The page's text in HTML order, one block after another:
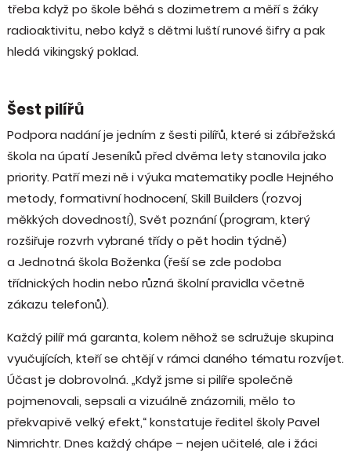
třeba když po škole běhá s dozimetrem a měří s žáky
radioaktivitu, nebo když s dětmi luští runové šifry a pak
hledá vikingský poklad.
Šest pilířů
Podpora nadání je jedním z šesti pilířů, které si zábřežská
škola na úpatí Jeseníků před dvěma lety stanovila jako
priority. Patří mezi ně i výuka matematiky podle Hejného
metody, formativní hodnocení, Skill Builders (rozvoj
měkkých dovedností), Svět poznání (program, který
rozšiřuje rozvrh vybrané třídy o pět hodin týdně)
a Jednotná škola Boženka (řeší se zde podoba
třídnických hodin nebo různá školní pravidla včetně
zákazu telefonů).
Každý pilíř má garanta, kolem něhož se sdružuje skupina
vyučujících, kteří se chtějí v rámci daného tématu rozvíjet.
Účast je dobrovolná. „Když jsme si pilíře společně
pojmenovali, sepsali a vizuálně znázornili, mělo to
překvapivě velký efekt,“ konstatuje ředitel školy Pavel
Nimrichtr. Dnes každý chápe – nejen učitelé, ale i žáci